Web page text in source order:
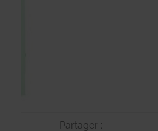
Partager :